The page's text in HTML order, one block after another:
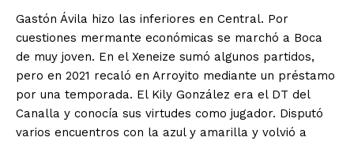
Gastón Ávila hizo las inferiores en Central. Por
cuestiones mermante económicas se marchó a Boca
de muy joven. En el Xeneize sumó algunos partidos,
pero en 2021 recaló en Arroyito mediante un préstamo
por una temporada. El Kily González era el DT del
Canalla y conocía sus virtudes como jugador. Disputó
varios encuentros con la azul y amarilla y volvió a